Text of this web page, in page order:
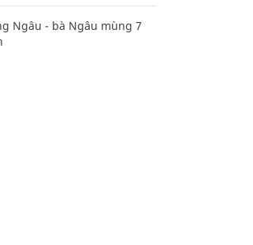
Ngâu - bà Ngâu mùng 7